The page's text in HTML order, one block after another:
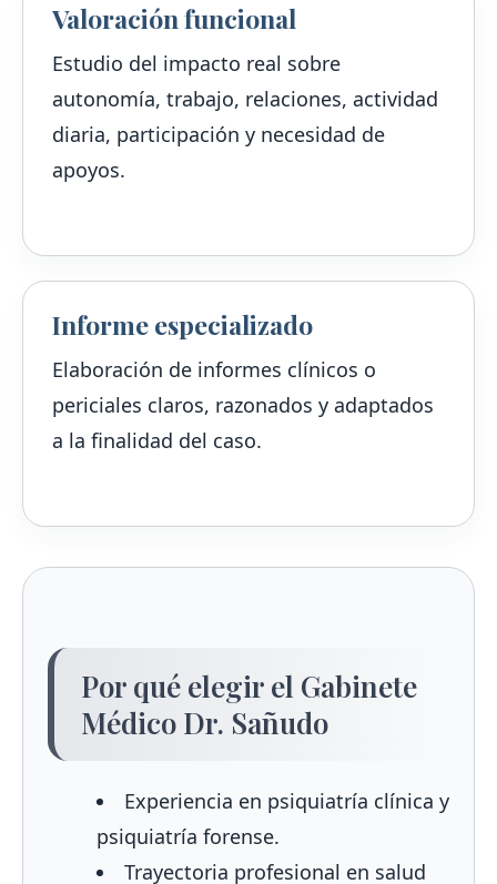
Valoración funcional
Estudio del impacto real sobre
autonomía, trabajo, relaciones, actividad
diaria, participación y necesidad de
apoyos.
Informe especializado
Elaboración de informes clínicos o
periciales claros, razonados y adaptados
a la finalidad del caso.
Por qué elegir el Gabinete
Médico Dr. Sañudo
Experiencia en psiquiatría clínica y
psiquiatría forense.
Trayectoria profesional en salud